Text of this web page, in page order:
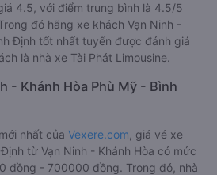
4.5, với điểm trung bình là 4.5/5
đó hãng xe khách Vạn Ninh -
Định tốt nhất tuyến được đánh giá
là nhà xe Tài Phát Limousine.
- Khánh Hòa Phù Mỹ - Bình
nhất của Vexere.com , giá vé xe
từ Vạn Ninh - Khánh Hòa có mức
đồng - 700000 đồng. Trong đó, nhà